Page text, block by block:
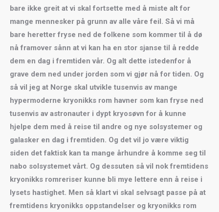
bare ikke greit at vi skal fortsette med å miste alt for
mange mennesker på grunn av alle våre feil. Så vi må
bare heretter fryse ned de folkene som kommer til å dø
nå framover sånn at vi kan ha en stor sjanse til å redde
dem en dag i fremtiden vår. Og alt dette istedenfor å
grave dem ned under jorden som vi gjør nå for tiden. Og
så vil jeg at Norge skal utvikle tusenvis av mange
hypermoderne kryonikks rom havner som kan fryse ned
tusenvis av astronauter i dypt kryosøvn for å kunne
hjelpe dem med å reise til andre og nye solsystemer og
galasker en dag i fremtiden. Og det vil jo være viktig
siden det faktisk kan ta mange århundre å komme seg til
nabo solsystemet vårt. Og dessuten så vil nok fremtidens
kryonikks romreriser kunne bli mye lettere enn å reise i
lysets hastighet. Men så klart vi skal selvsagt passe på at
fremtidens kryonikks oppstandelser og kryonikks rom